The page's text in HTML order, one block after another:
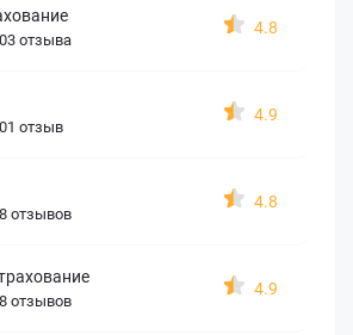
отзыва
4.8
отзыв
4.9
отзывов
4.8
отзывов
4.9